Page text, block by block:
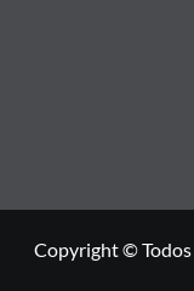
Copyright © Todos